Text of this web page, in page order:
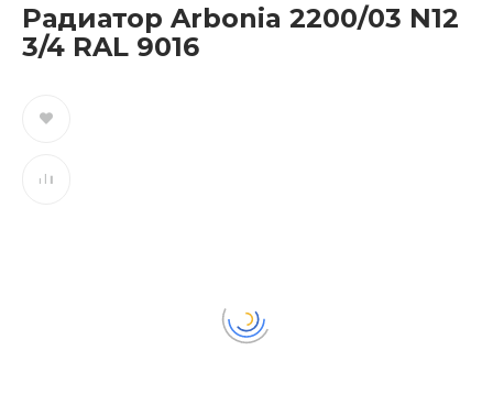
Радиатор Arbonia 2200/03 N12
3/4 RAL 9016